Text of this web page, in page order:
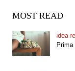
MOST READ
idea
Prima